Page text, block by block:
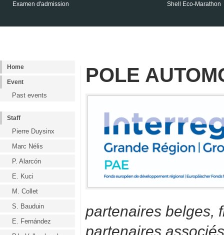
Examen d'admission Shell Eco-Marathon
Home
Event
Past events
Staff
Pierre Duysinx
Marc Nélis
P. Alarcón
E. Kuci
M. Collet
S. Bauduin
E. Fernández
POLE
partenaires belges,
partenaires